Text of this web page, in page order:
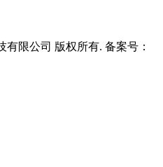
有限公司 版权所有. 备案号：